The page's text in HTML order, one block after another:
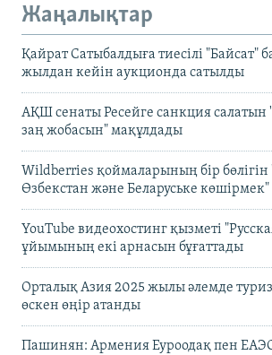
Жаңалықтар
Қайрат Сатыбалдыға тиесілі "Байсат"
жылдан кейін аукционда сатылды
АҚШ сенаты Ресейге санкция
заң жобасын" мақұлдады
Wildberries қоймаларының бір бөлігін
Өзбекстан және Беларуське көшірмек"
YouTube видеохостинг қызметі
ұйымының екі арнасын бұғаттады
Орталық Азия 2025 жылы әлемде
өскен өңір атанды
Пашинян: Армения Еуроодақ пен